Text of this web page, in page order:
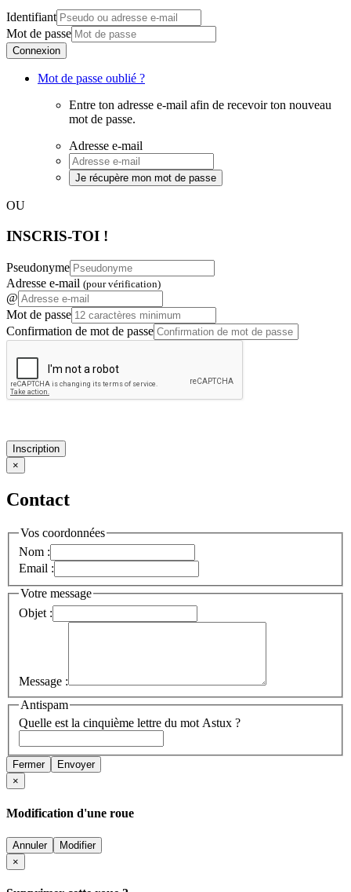
Identifiant
Mot de passe
Connexion
Mot de passe oublié ?
Entre ton adresse e-mail afin de recevoir ton nouveau
mot de passe.
Adresse e-mail
Je récupère mon mot de passe
OU
INSCRIS-TOI !
Pseudonyme
Adresse e-mail (pour vérification)
@
Mot de passe
Confirmation de mot de passe
Inscription
×
Contact
Vos coordonnées
Nom :
Email :
Votre message
Objet :
Message :
Antispam
Quelle est la cinquième lettre du mot Astux ?
Fermer
Envoyer
×
Modification d'une roue
Annuler
Modifier
×